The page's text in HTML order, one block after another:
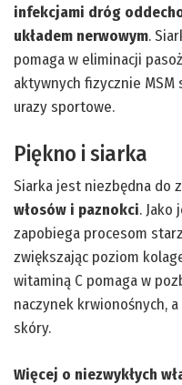
infekcjami dróg
układem nerwowym.
pomaga w eliminacji
aktywnych fizycznie
urazy sportowe.
Piękno i siarka
Siarka jest niezbędna do
włosów i paznokci. Jako
zapobiega procesom
zwiększając poziom
witaminą C pomaga w
naczynek krwionośnych,
skóry.
Więcej o niezwykłych